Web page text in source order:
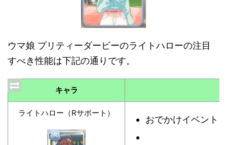
ウマ娘 プリティーダービーのライトハローの注目
すべき性能は下記の通りです。
キャラ
ライトハロー（Rサポート）
おでかけイベント